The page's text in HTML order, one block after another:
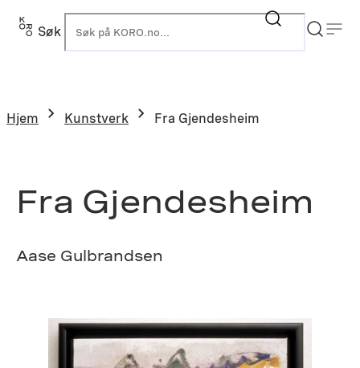
Hopp
Søk
Hjem Kunstverk Fra Gjendesheim
Fra Gjendesheim
Aase Gulbrandsen